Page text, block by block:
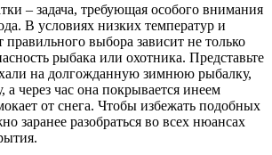
– задача, требующая особого внимания
В условиях низких температур и
выбора зависит не только
рыбака или охотника. Представьте
на долгожданную зимнюю рыбалку,
а через час она покрывается инеем
от снега. Чтобы избежать подобных
заранее разобраться во всех нюансах